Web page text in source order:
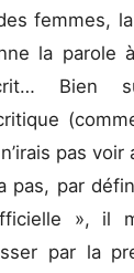
femmes,
la parole
Bien
pas
pas, par
», il
par la